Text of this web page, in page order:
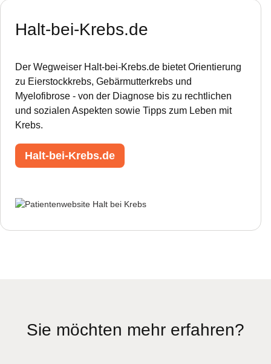
Halt-bei-Krebs.de
Der Wegweiser Halt-bei-Krebs.de bietet Orientierung
zu Eierstockkrebs, Gebärmutterkrebs und
Myelofibrose - von der Diagnose bis zu rechtlichen
und sozialen Aspekten sowie Tipps zum Leben mit
Krebs.
Halt-bei-Krebs.de
Sie möchten mehr erfahren?